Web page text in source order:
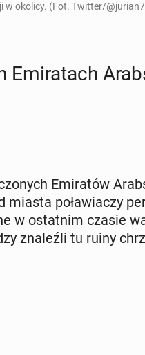
w okolicy. (Fot. Twitter/
Emi­ra­tach
Emi­ra­tów
po­ła­wia­czy
w ostat­nim czasie
zna­leź­li tu ruiny